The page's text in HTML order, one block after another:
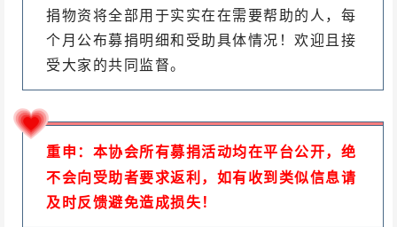
捐物资将全部用于实实在在需要帮助的人，每
个月公布募捐明细和受助具体情况！欢迎且接
受大家的共同监督。
重申：本协会所有募捐活动均在平台公开，绝
不会向受助者要求返利，如有收到类似信息请
及时反馈避免造成损失！